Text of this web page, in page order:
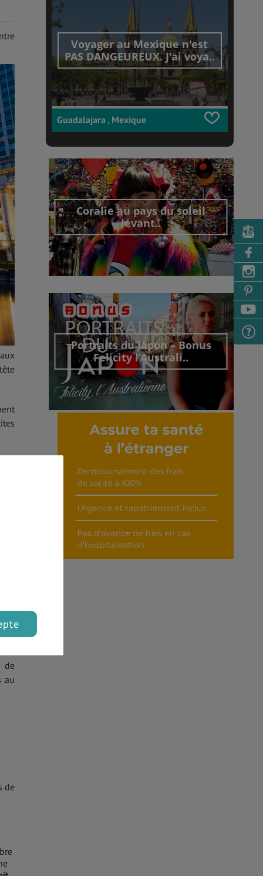
ce
de
au
de
Voyager au Mexique n'est
PAS DANGEUREUX. J'ai voya..
Guadalajara , Mexique
Coralie au pays du soleil
levant..
Découvrir cet interview
Portraits du Japon – Bonus
Felicity l’Australi..